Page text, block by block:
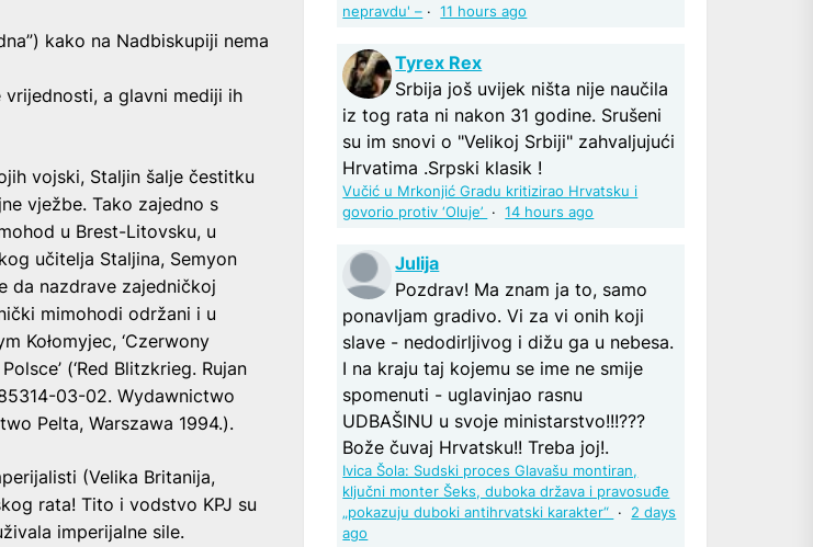
kako na Nadbiskupiji nema
a glavni mediji ih
vojski, Staljin šalje čestitku
vježbe. Tako zajedno s
u Brest-Litovsku, u
učitelja Staljina, Semyon
da nazdrave zajedničkoj
mimohodi održani i u
Kołomyjec, ‘Czerwony
(‘Red Blitzkrieg. Rujan
03-02. Wydawnictwo
Pelta, Warszawa 1994.).
(Velika Britanija,
rata! Tito i vodstvo KPJ su
imperijalne sile.
nepravdu' – ·11 hours ago
Tyrex Rex
Srbija još uvijek ništa nije naučila
iz tog rata ni nakon 31 godine. Srušeni
su im snovi o "Velikoj Srbiji" zahvaljujući
Hrvatima .Srpski klasik !
Vučić u Mrkonjić Gradu kritizirao Hrvatsku i
govorio protiv ‘Oluje’ ·14 hours ago
Julija
Pozdrav! Ma znam ja to, samo
ponavljam gradivo. Vi za vi onih koji
slave - nedodirljivog i dižu ga u nebesa.
I na kraju taj kojemu se ime ne smije
spomenuti - uglavinjao rasnu
UDBAŠINU u svoje ministarstvo!!!???
Bože čuvaj Hrvatsku!! Treba joj!.
Ivica Šola: Sudski proces Glavašu montiran,
ključni monter Šeks, duboka država i pravosuđe
„pokazuju duboki antihrvatski karakter“ · 2 days
ago